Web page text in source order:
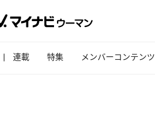
連載 特集 メンバーコンテンツ